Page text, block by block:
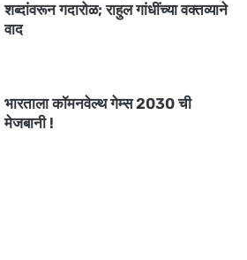
शब्दांवरून गदारोळ; राहुल गांधींच्या वक्तव्याने
वाद
भारताला कॉमनवेल्थ गेम्स 2030 ची
मेजबानी !